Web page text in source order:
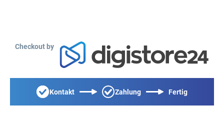
Checkout by
Kontakt Zahlung Fertig